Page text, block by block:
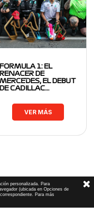
FORMULA 1: EL
RENACER DE
MERCEDES, EL DEBUT
DE CADILLAC…
VER MÁS
personalizada. Para
(ubicada en Opciones de
Para más